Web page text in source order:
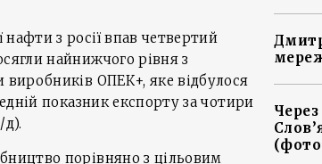
з росії впав четвертий
найнижчого рівня з
ОПЕК+, яке відбулося
показник експорту за чотири
д).
порівняно з цільовим
Через